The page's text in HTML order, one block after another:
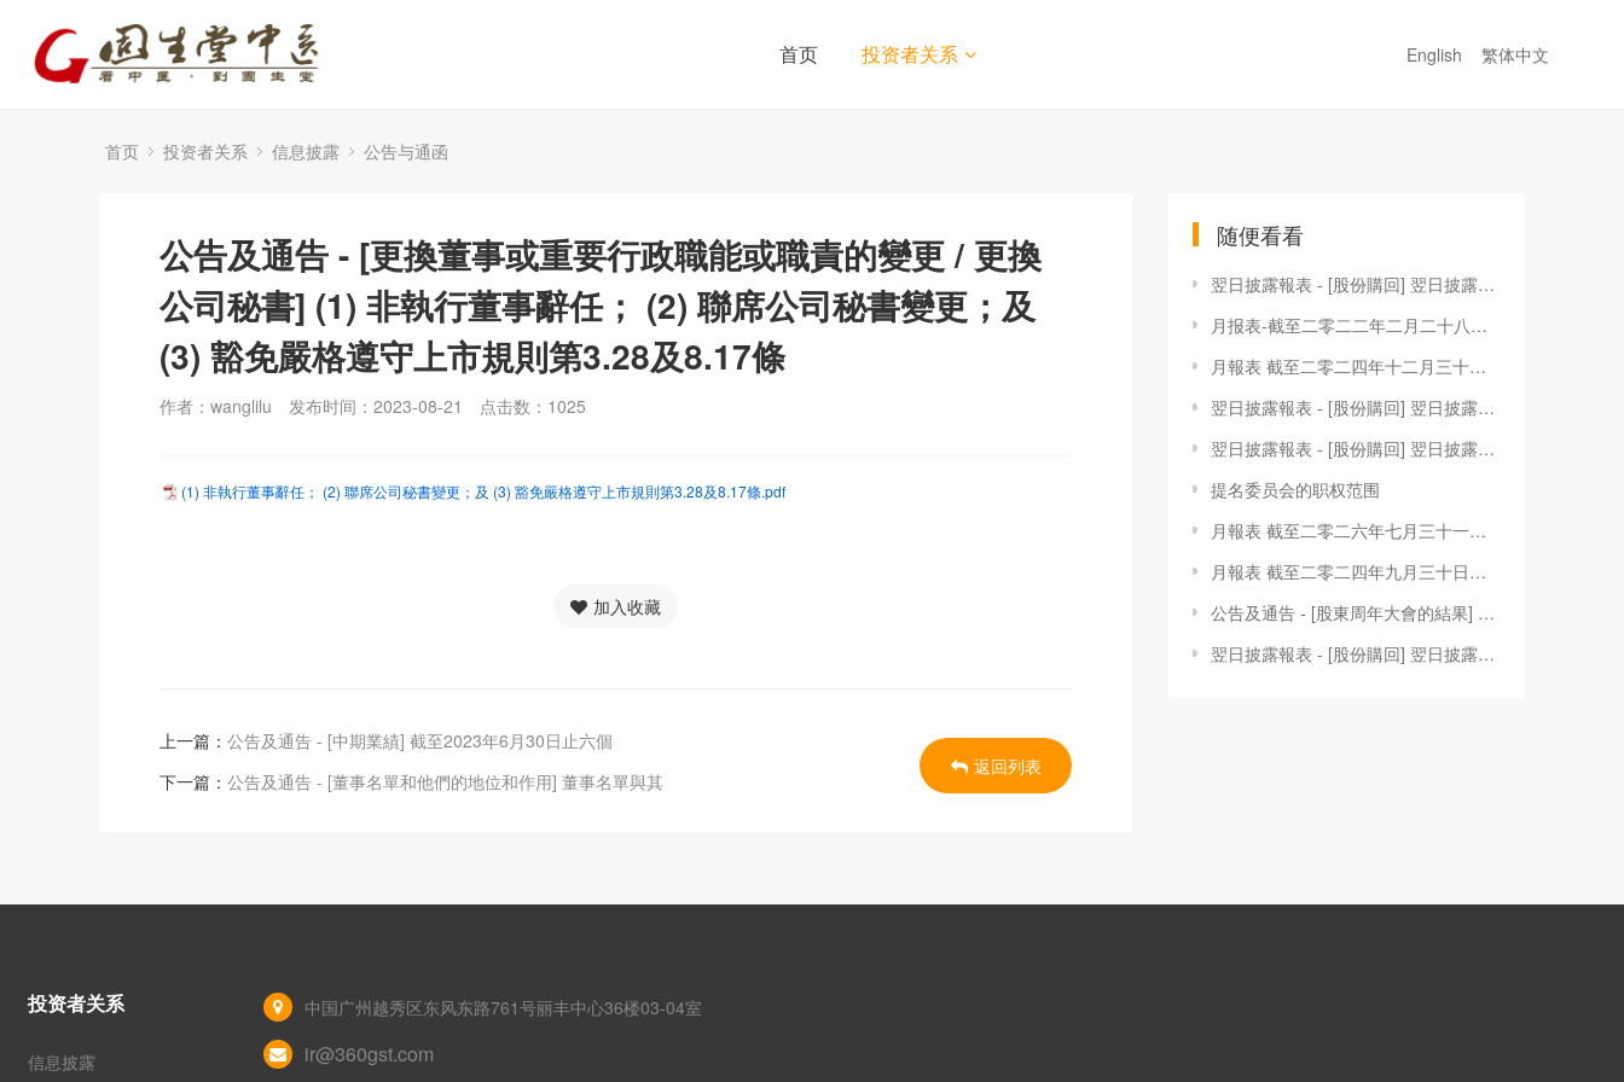
首页 投资者关系 English 繁体中文
首页 投资者关系 信息披露 公告与通函
公告及通告 - [更換董事或重要行政職能或職責的變更 / 更換
公司秘書] (1) 非執行董事辭任； (2) 聯席公司秘書變更；及
(3) 豁免嚴格遵守上市規則第3.28及8.17條
作者：wanglilu 发布时间：2023-08-21 点击数： 1025
(1) 非執行董事辭任； (2) 聯席公司秘書變更；及 (3) 豁免嚴格遵守上市規則第3.28及8.17條.pdf
加入收藏
上一篇： 公告及通告 - [中期業績] 截至2023年6月30日止六個
下一篇： 公告及通告 - [董事名單和他們的地位和作用] 董事名單與其
返回列表
随便看看
翌日披露報表 - [股份購回] 翌日披露報表
月报表-截至二零二二年二月二十八日止月份之股份发行人的证券变动月报表
月報表 截至二零二四年十二月三十一日止月份之股份發行人的證券變動月報表
翌日披露報表 - [股份購回] 翌日披露報表
翌日披露報表 - [股份購回] 翌日披露報表
提名委员会的职权范围
月報表 截至二零二六年七月三十一日止月份之股份發行人的證券變動月報表
月報表 截至二零二四年九月三十日止月份之股份發行人的證券變動月報表
公告及通告 - [股東周年大會的結果] 於2025年6月20日舉行之股東週年大會投票結果
翌日披露報表 - [股份購回] 翌日披露報表
投资者关系
信息披露
中国广州越秀区东风东路761号丽丰中心36楼03-04室
ir@360gst.com